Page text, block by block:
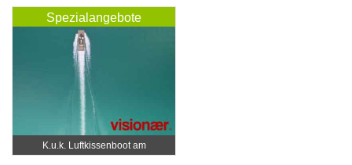
Spezialangebote
K.u.k. Luftkissenboot am
Wörthersee